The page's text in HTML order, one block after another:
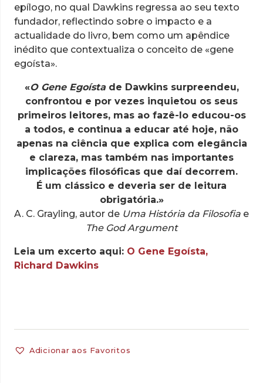
epílogo, no qual Dawkins regressa ao seu texto
fundador, reflectindo sobre o impacto e a
actualidade do livro, bem como um apêndice
inédito que contextualiza o conceito de «gene
egoísta».
«O Gene Egoístade Dawkins surpreendeu,
confrontou e por vezes inquietou os seus
primeiros leitores, mas ao fazê-lo educou-os
a todos, e continua a educar até hoje, não
apenas na ciência que explica com elegância
e clareza, mas também nas importantes
implicações filosóficas que daí decorrem.
É um clássico e deveria ser de leitura
obrigatória.»
A. C. Grayling, autor de Uma História da Filosofia e
The God Argument
Leia um excerto aqui: O Gene Egoísta,
Richard Dawkins
Adicionar aos Favoritos